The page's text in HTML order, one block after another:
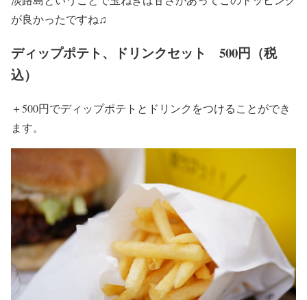
が良かったですね♫
ディップポテト、ドリンクセット 500円（税
込）
＋500円でディップポテトとドリンクをつけることができ
ます。